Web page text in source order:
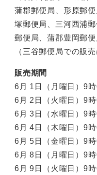
蒲郡郵便局、形原郵
塚郵便局、三河西浦
郵便局、蒲郡豊岡郵便
（三谷郵便局での販
販売期間
6月 1日（月曜日）9
6月 2日（火曜日）9
6月 3日（水曜日）9
6月 4日（木曜日）9
6月 5日（金曜日）9
6月 8日（月曜日）9
6月 9日（火曜日）9